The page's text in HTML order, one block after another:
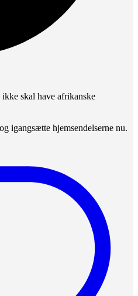
skal have afrikanske
igangsætte hjemsendelserne nu.